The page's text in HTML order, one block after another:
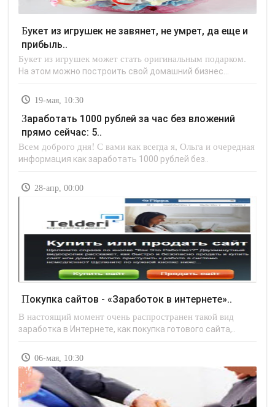
Букет из игрушек не завянет, не умрет, да еще и
прибыль..
Букет из игрушек может стать оригинальным подарком.
На этом можно построить свой домашний бизнес...
19-мая, 10:30
Заработать 1000 рублей за час без вложений
прямо сейчас: 5..
Всем доброго дня! С вами как всегда я, Ольга и очередная
информация как заработать 1000 рублей без..
28-апр, 00:00
Покупка сайтов - «Заработок в интернете»..
В настоящий момент очень распространен такой вид
заработка в Интернете, как покупка готового сайта,..
06-мая, 10:30